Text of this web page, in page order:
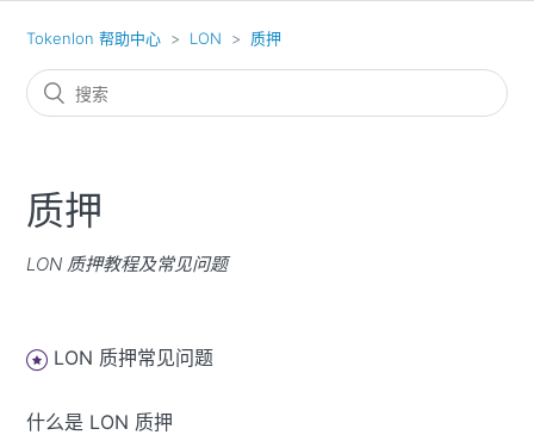
Tokenlon 帮助中心 LON 质押
质押
LON 质押教程及常见问题
LON 质押常见问题
什么是 LON 质押